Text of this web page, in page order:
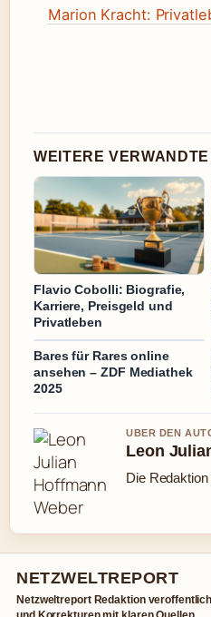
Marion Kracht:
WEITERE
Flavio Cobolli: Biografie,
Karriere, Preisgeld und
Privatleben
Bares für Rares online
ansehen – ZDF Mediathek
2025
UBER DEN
Leon
Die
NETZWELTREPORT
Netzweltreport Redaktion